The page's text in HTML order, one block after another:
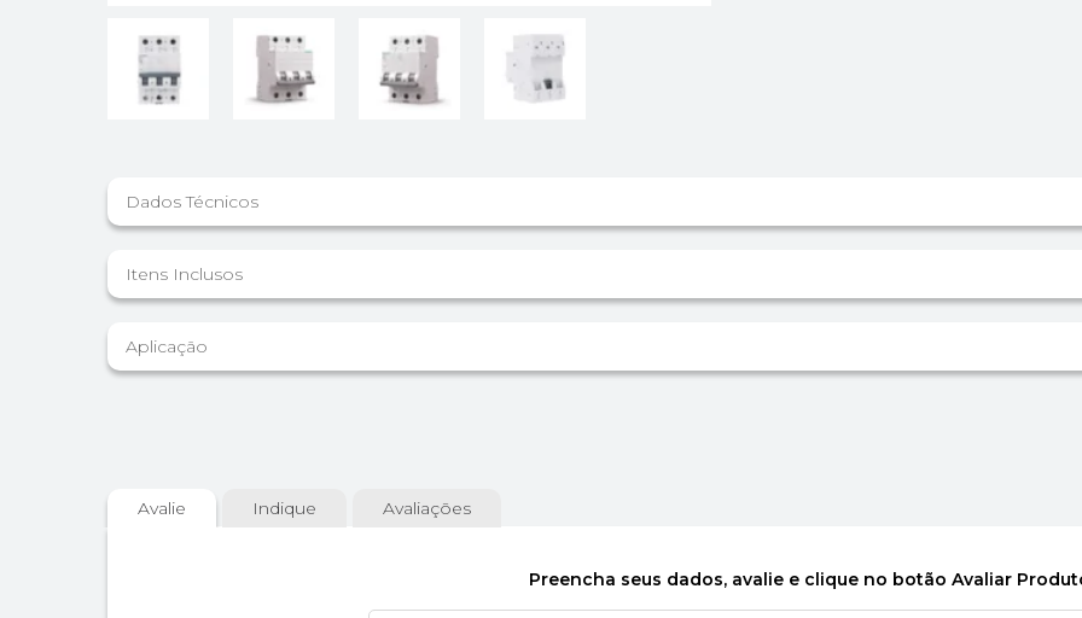
Dados Técnicos
Itens Inclusos
Aplicação
Avalie Indique Avaliações
Preencha seus dados, avalie e clique no botão Avaliar